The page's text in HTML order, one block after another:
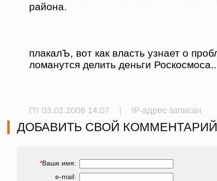
района.
плакалЪ, вот как власть узнает о
ломанутся делить деньги
Пт 03.02.2006 14:07 | IP-адрес записан
ДОБАВИТЬ СВОЙ КОММЕНТАРИЙ
*Ваше имя:
e-mail: